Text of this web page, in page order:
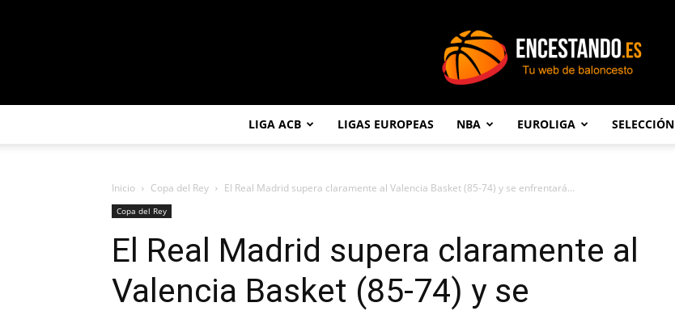
LIGA ACB LIGAS EUROPEAS NBA EUROLIGA SELECCIÓN
Inicio Copa del Rey El Real Madrid supera claramente al Valencia Basket (85-74) y se enfrentará...
Copa del Rey
El Real Madrid supera claramente al
Valencia Basket (85-74) y se